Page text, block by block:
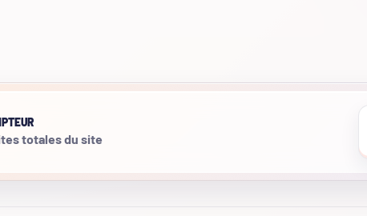
totales du site